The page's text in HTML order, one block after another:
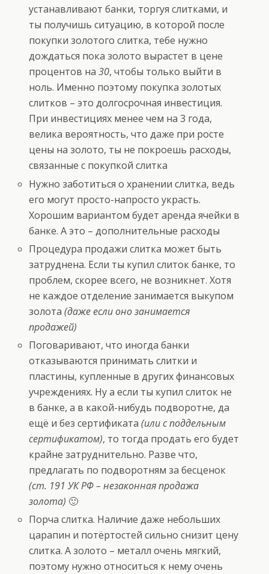
устанавливают банки, торгуя слитками, и
ты получишь ситуацию, в которой после
покупки золотого слитка, тебе нужно
дождаться пока золото вырастет в цене
процентов на30, чтобы только выйти в
ноль. Именно поэтому покупка золотых
слитков – это долгосрочная инвестиция.
При инвестициях менее чем на 3 года,
велика вероятность, что даже при росте
цены на золото, ты не покроешь расходы,
связанные с покупкой слитка
Нужно заботиться о хранении слитка, ведь
его могут просто-напросто украсть.
Хорошим вариантом будет аренда ячейки в
банке. А это – дополнительные расходы
Процедура продажи слитка может быть
затруднена. Если ты купил слиток банке, то
проблем, скорее всего, не возникнет. Хотя
не каждое отделение занимается выкупом
золота(даже если оно занимается
продажей)
Поговаривают, что иногда банки
отказываются принимать слитки и
пластины, купленные в других финансовых
учреждениях. Ну а если ты купил слиток не
в банке, а в какой-нибудь подворотне, да
ещё и без сертификата(или с поддельным
сертификатом), то тогда продать его будет
крайне затруднительно. Разве что,
предлагать по подворотням за бесценок
(ст. 191 УК РФ – незаконная продажа
золота) 🙂
Порча слитка. Наличие даже небольших
царапин и потёртостей сильно снизит цену
слитка. А золото – металл очень мягкий,
поэтому нужно относиться к нему очень